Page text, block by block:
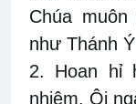
Chúa
như Thánh
2. Hoan hỉ
nhiệm. Ôi